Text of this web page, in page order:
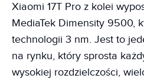
Xiaomi 17T Pro z kolei
MediaTek Dimensity 9500,
technologii 3 nm. Jest to
na rynku, który sprosta
wysokiej rozdzielczości,